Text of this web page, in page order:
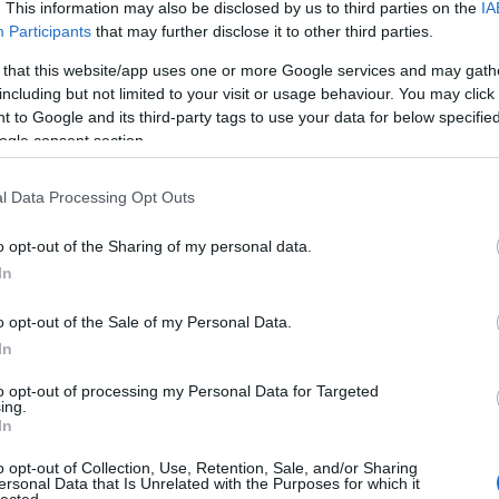
This information may also be disclosed by us to third parties on the
Participants that may further disclose it to other third parties.
that this website/app uses one or more Google services and may
but not limited to your visit or usage behaviour. You may
to Google and its third-party tags to use your data for below
consent section.
Data Processing Opt Outs
opt-out of the Sharing of my personal data.
opt-out of the Sale of my Personal Data.
opt-out of processing my Personal Data for Targeted
opt-out of Collection, Use, Retention, Sale, and/or Sharing
Data that Is Unrelated with the Purposes for which it
járt. Vegyük sorra:
klasszabb hely volt nekik Budapest
villamosvonala mentén működni, egy egyetemi
kolesztól. A bontás, költözés, építés, ügyintézés,
nem is beszélve. Ráadásul az egyetemekkel
olyan ellenérvek is, hogy az új hely nem biztonságos:
nagyobb a forgalma, mint a
korábbival ellentétben magánterületen vannak (hogy
tőlük nem szabadultak meg.
Zoltán
VIII.
alatti
tulajd...
amerre
elem
2014
2014